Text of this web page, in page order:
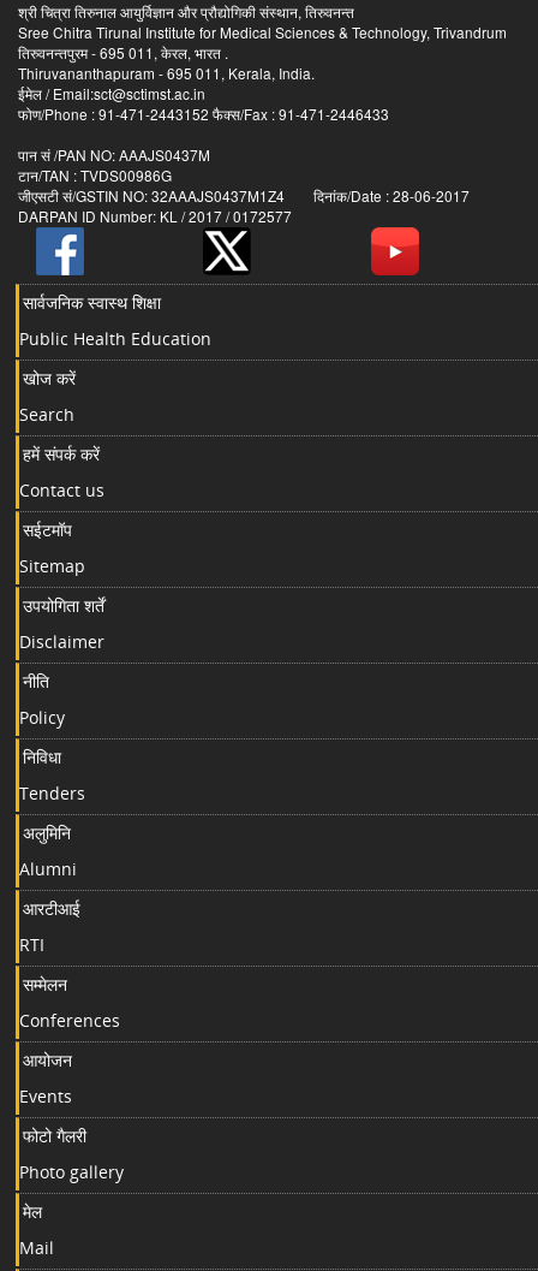
श्री चित्रा तिरुनाल आयुर्विज्ञान और प्रौद्योगिकी संस्थान, तिरुवनन्त
Sree Chitra Tirunal Institute for Medical Sciences & Technology, Trivandrum
तिरुवनन्तपुरम - 695 011, केरल, भारत .
Thiruvananthapuram - 695 011, Kerala, India.
ईमेल / Email:sct@sctimst.ac.in
फोण/Phone : 91-471-2443152 फैक्स/Fax : 91-471-2446433
पान सं /PAN NO: AAAJS0437M
टान/TAN : TVDS00986G
जीएसटी सं/GSTIN NO: 32AAAJS0437M1Z4 दिनांक/Date : 28-06-2017
DARPAN ID Number: KL / 2017 / 0172577
सार्वजनिक स्वास्थ शिक्षा
Public Health Education
खोज करें
Search
हमें संपर्क करें
Contact us
सईटमॉप
Sitemap
उपयोगिता शर्तें
Disclaimer
नीति
Policy
निविधा
Tenders
अलुमिनि
Alumni
आरटीआई
RTI
सम्मेलन
Conferences
आयोजन
Events
फोटो गैलरी
Photo gallery
मेल
Mail